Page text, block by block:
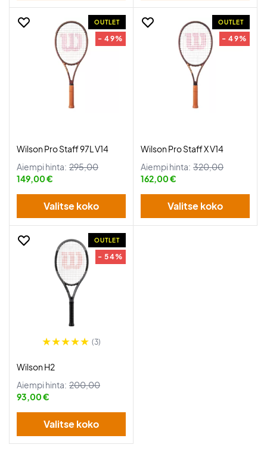
OUTLET
- 49%
Wilson Pro Staff 97L V14
Aiempi hinta: 295,00
149,00 €
Valitse koko
OUTLET
- 49%
Wilson Pro Staff X V14
Aiempi hinta: 320,00
162,00 €
Valitse koko
OUTLET
- 54%
(3)
Wilson H2
Aiempi hinta: 200,00
93,00 €
Valitse koko